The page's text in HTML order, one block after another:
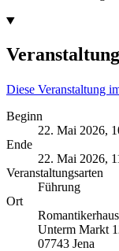
Diese Veranstaltung
Beginn
22. Mai 2026,
Ende
22. Mai 2026,
Veranstaltungsarten
Führung
Ort
Romantikerhaus
Unterm Markt
07743 Jena